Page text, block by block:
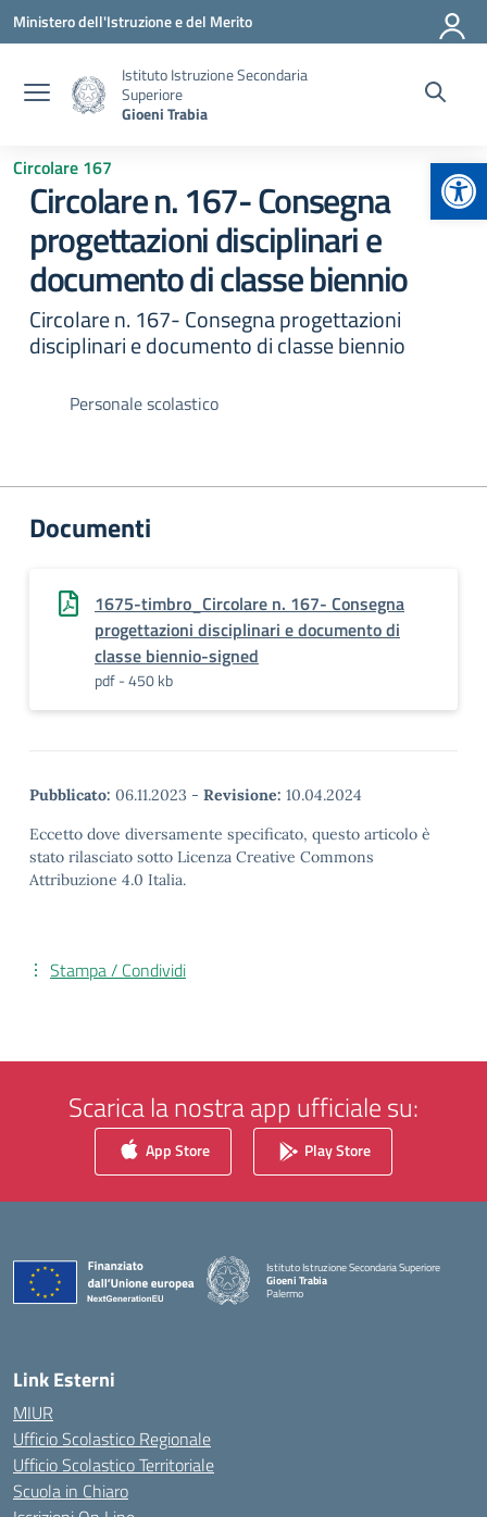
Vai ai contenuti
Vai al menu di navigazione
Vai al footer
Ministero dell'Istruzione e del Merito
Istituto Istruzione Secondaria
Superiore
Gioeni Trabia
Circolare 167
Circolare n. 167- Consegna
progettazioni disciplinari e
documento di classe biennio
Circolare n. 167- Consegna progettazioni
disciplinari e documento di classe biennio
Personale scolastico
Documenti
1675-timbro_Circolare n. 167- Consegna
progettazioni disciplinari e documento di
classe biennio-signed
pdf - 450 kb
Pubblicato: 06.11.2023 - Revisione: 10.04.2024
Eccetto dove diversamente specificato, questo articolo è
stato rilasciato sotto Licenza Creative Commons
Attribuzione 4.0 Italia.
Stampa / Condividi
Scarica la nostra app ufficiale su:
App Store Play Store
Istituto Istruzione Secondaria Superiore
Gioeni Trabia
Palermo
Link Esterni
MIUR
Ufficio Scolastico Regionale
Ufficio Scolastico Territoriale
Scuola in Chiaro